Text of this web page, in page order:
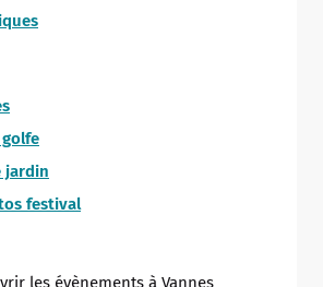
jardin
festival
les évènements à Vannes